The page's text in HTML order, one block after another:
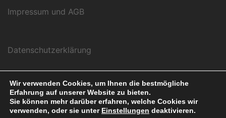
Impressum und AGB
Datenschutzerklärung
Wir verwenden Cookies, um Ihnen die bestmögliche
Erfahrung auf unserer Website zu bieten.
Sie können mehr darüber erfahren, welche Cookies wir
verwenden, oder sie unter Einstellungen deaktivieren.